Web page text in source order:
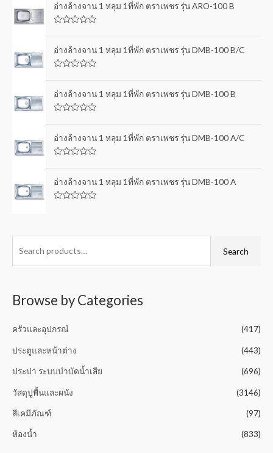
อ่างล้างจาน 1 หลุม 1ที่พัก ตราเพชร รุ่น ARO-100 B
t
e
d
t
o
f
อ่างล้างจาน 1 หลุม 1ที่พัก ตราเพชร รุ่น DMB-100 B/C
t
e
d
t
o
f
อ่างล้างจาน 1 หลุม 1ที่พัก ตราเพชร รุ่น DMB-100 B
t
e
d
t
o
f
อ่างล้างจาน 1 หลุม 1ที่พัก ตราเพชร รุ่น DMB-100 A/C
t
e
d
o
5
อ่างล้างจาน 1 หลุม 1ที่พัก ตราเพชร รุ่น DMB-100 A
d
o
Search
Browse by Categories
ครัวและอุปกรณ์ (417)
ประตูและหน้าต่าง (443)
ประปา ระบบบำบัดน้ำเสีย (696)
วัสดุปูพื้นและผนัง (3146)
สีเคมีภัณฑ์ (97)
ห้องน้ำ (833)